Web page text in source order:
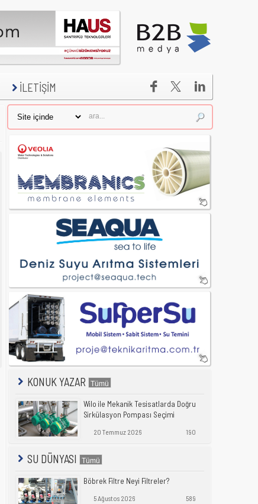
İLETİŞİM 

KONUK YAZAR
Wilo ile Mekanik Tesisatlarda Doğru
Sirkülasyon Pompası Seçimi
20 Temmuz 2026 190
SU DÜNYASI
Böbrek Filtre Neyi Filtreler?
5 Ağustos 2026 589